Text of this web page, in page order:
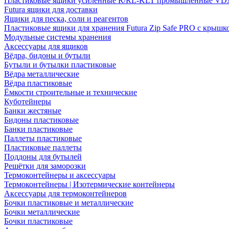
Futura ящики для доставки
Ящики для песка, соли и реагентов
Пластиковые ящики для хранения Futura Zip Safe PRO с
Модульные системы хранения
Аксессуары для ящиков
Вёдра, бидоны и бутыли
Бутыли и бутылки пластиковые
Вёдра металлические
Вёдра пластиковые
Ёмкости строительные и технические
Куботейнеры
Банки жестяные
Бидоны пластиковые
Банки пластиковые
Паллеты пластиковые
Пластиковые паллеты
Поддоны для бутылей
Решётки для заморозки
Термоконтейнеры и аксессуары
Термоконтейнеры | Изотермические контейнеры
Аксессуары для термоконтейнеров
Бочки пластиковые и металлические
Бочки металлические
Бочки пластиковые